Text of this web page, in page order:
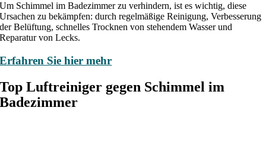
Um Schimmel im Badezimmer zu verhindern, ist es wichtig, diese
Ursachen zu bekämpfen: durch regelmäßige Reinigung, Verbesserung
der Belüftung, schnelles Trocknen von stehendem Wasser und
Reparatur von Lecks.
Erfahren Sie hier mehr
Top Luftreiniger gegen Schimmel im
Badezimmer